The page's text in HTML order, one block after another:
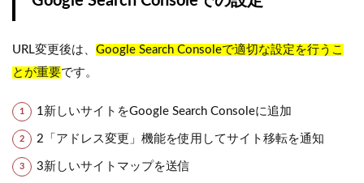
URL変更後は、 Google Search Consoleで適切な設定を行うこ
とが重要です。
1 新しいサイトをGoogle Search Consoleに追加
2 「アドレス変更」機能を使用してサイト移転を通知
3新しいサイトマップを送信